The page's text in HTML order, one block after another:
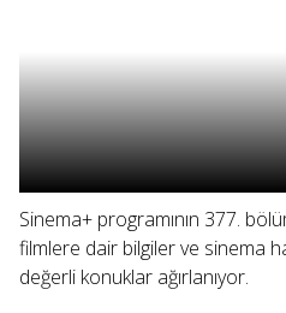
Sinema+ programının 377.
filmlere dair bilgiler ve sinema
değerli konuklar ağırlanıyor.